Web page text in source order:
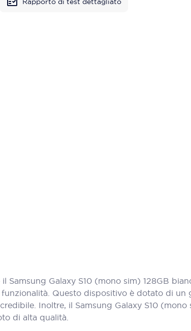
Samsung Galaxy S10 (mono sim) 128GB
Questo dispositivo è dotato di
Inoltre, il Samsung Galaxy S10
di alta qualità.